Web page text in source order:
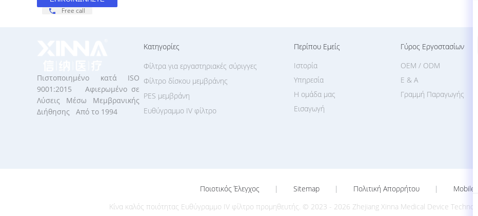
Free call
Πιστοποιημένο κατά ISO
9001:2015 Αφιερωμένο σε
Λύσεις Μέσω Μεμβρανικής
Διήθησης Από το 1994
Κατηγορίες
Ευθύγραμμο IV φίλτρο
Φίλτρα για εργαστηριακές σύριγγες
Φίλτρο δίσκου μεμβράνης
PES μεμβράνη
Περίπου Εμείς
Εισαγωγή
Ιστορία
Υπηρεσία
Η ομάδα μας
Γύρος Εργοστασίων
Γραμμή Παραγωγής
OEM / ODM
Ε & Α
Ποιοτικός Έλεγχος | Sitemap | Πολιτική Απορρήτου |
Mobile
Κίνα καλός ποιότητας Ευθύγραμμο IV φίλτρο προμηθευτής. © 2023 - 2026 Zhejiang Xinna Medical Device